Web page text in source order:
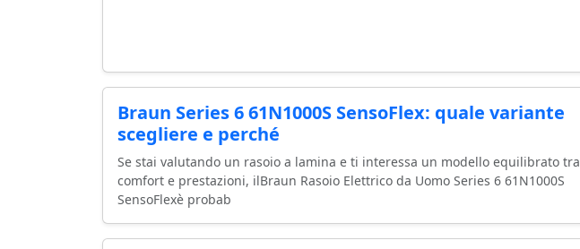
Braun Series 6 61N1000S SensoFlex: quale variante
scegliere e perché
Se stai valutando un rasoio a lamina e ti interessa un modello equilibrato tra
comfort e prestazioni, ilBraun Rasoio Elettrico da Uomo Series 6 61N1000S
SensoFlexè probab